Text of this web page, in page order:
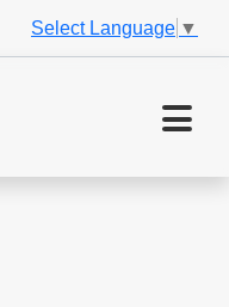
Select Language ▼